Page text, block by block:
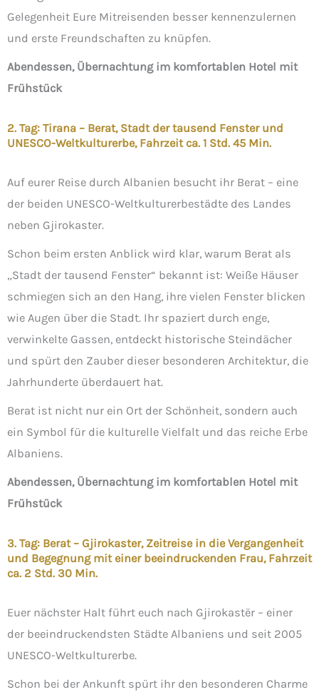
Gelegenheit Eure Mitreisenden besser kennenzulernen
und erste Freundschaften zu knüpfen.
Abendessen, Übernachtung im komfortablen Hotel mit
Frühstück
2. Tag: Tirana – Berat, Stadt der tausend Fenster und
UNESCO-Weltkulturerbe, Fahrzeit ca. 1 Std. 45 Min.
Auf eurer Reise durch Albanien besucht ihr Berat – eine
der beiden UNESCO-Weltkulturerbestädte des Landes
neben Gjirokaster.
Schon beim ersten Anblick wird klar, warum Berat als
„Stadt der tausend Fenster“ bekannt ist: Weiße Häuser
schmiegen sich an den Hang, ihre vielen Fenster blicken
wie Augen über die Stadt. Ihr spaziert durch enge,
verwinkelte Gassen, entdeckt historische Steindächer
und spürt den Zauber dieser besonderen Architektur, die
Jahrhunderte überdauert hat.
Berat ist nicht nur ein Ort der Schönheit, sondern auch
ein Symbol für die kulturelle Vielfalt und das reiche Erbe
Albaniens.
Abendessen, Übernachtung im komfortablen Hotel mit
Frühstück
3. Tag: Berat – Gjirokaster, Zeitreise in die Vergangenheit
und Begegnung mit einer beeindruckenden Frau, Fahrzeit
ca. 2 Std. 30 Min.
Euer nächster Halt führt euch nach Gjirokastër – einer
der beeindruckendsten Städte Albaniens und seit 2005
UNESCO-Weltkulturerbe.
Schon bei der Ankunft spürt ihr den besonderen Charme